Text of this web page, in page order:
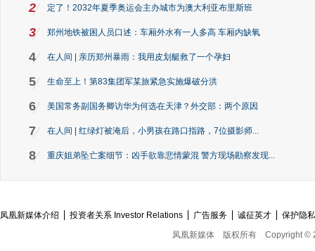
2 定了！2032年夏季奥运会主办城市为澳大利亚布里斯班
3 郑州地铁被困人员口述：车厢外水有一人多高 车厢内缺氧
4 在人间 | 亲历郑州暴雨：我用皮划艇救了一个孕妇
5 生命至上！第83集团军某旅紧急实施爆破分洪
6 美国常务副国务卿访华为何选在天津？外交部：两个原因
7 在人间 | 红绿灯被淹后，小男孩在路口指路，7位摄影师...
8 重庆姐弟坠亡案细节：凶手欲靠悲情蒙混 警方现场勘察发现...
凤凰新媒体介绍 投资者关系 Investor Relations 广告服务 诚征英才
保护隐
凤凰新媒体
版权所有 Copyright ©